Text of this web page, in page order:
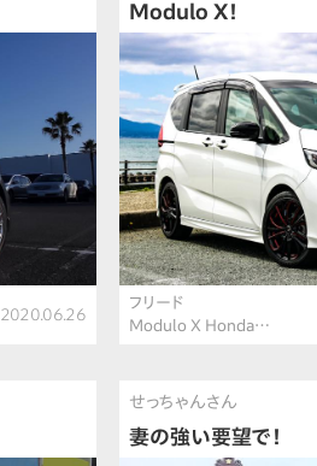
2020.06.26
Modulo X！
フリード
Modulo X Honda…
せっちゃんさん
妻の強い要望で！